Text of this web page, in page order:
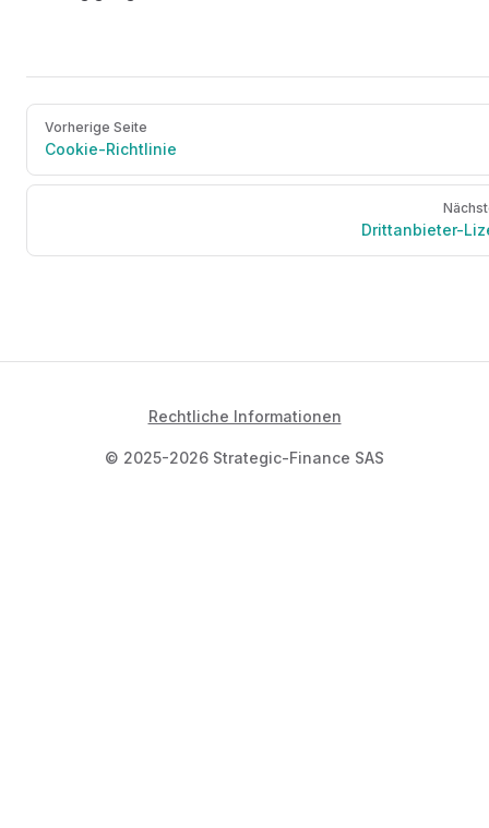
Vorherige Seite
Cookie-Richtlinie
Drittanbieter-
Rechtliche Informationen
© 2025-2026 Strategic-Finance SAS